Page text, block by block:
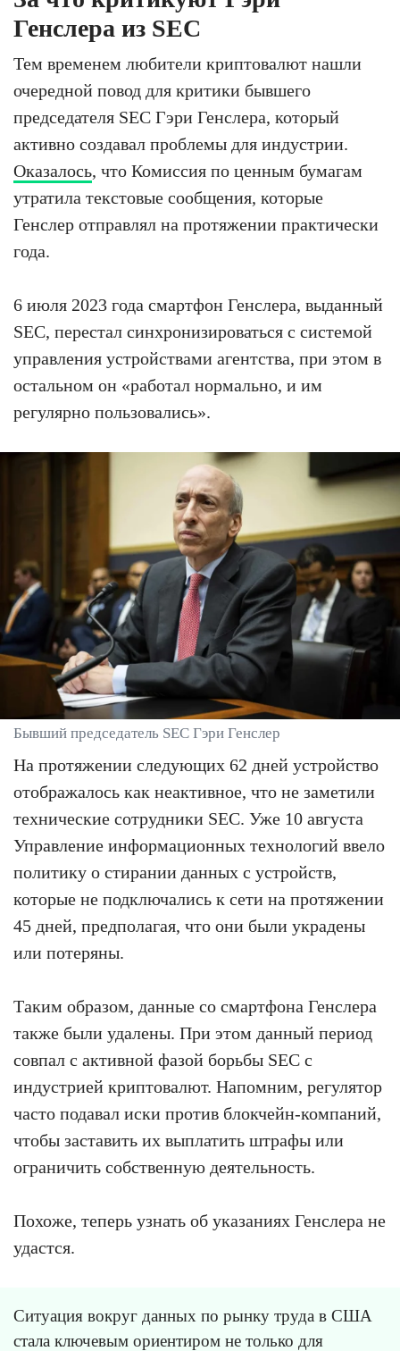
Генслера из SEC
Тем временем любители криптовалют нашли
очередной повод для критики бывшего
председателя SEC Гэри Генслера, который
активно создавал проблемы для индустрии.
Оказалось, что Комиссия по ценным бумагам
утратила текстовые сообщения, которые
Генслер отправлял на протяжении практически
года.
6 июля 2023 года смартфон Генслера, выданный
SEC, перестал синхронизироваться с системой
управления устройствами агентства, при этом в
остальном он «работал нормально, и им
регулярно пользовались».
Бывший председатель SEC Гэри Генслер
На протяжении следующих 62 дней устройство
отображалось как неактивное, что не заметили
технические сотрудники SEC. Уже 10 августа
Управление информационных технологий ввело
политику о стирании данных с устройств,
которые не подключались к сети на протяжении
45 дней, предполагая, что они были украдены
или потеряны.
Таким образом, данные со смартфона Генслера
также были удалены. При этом данный период
совпал с активной фазой борьбы SEC с
индустрией криптовалют. Напомним, регулятор
часто подавал иски против блокчейн-компаний,
чтобы заставить их выплатить штрафы или
ограничить собственную деятельность.
Похоже, теперь узнать об указаниях Генслера не
удастся.
Ситуация вокруг данных по рынку труда в США
стала ключевым ориентиром не только для